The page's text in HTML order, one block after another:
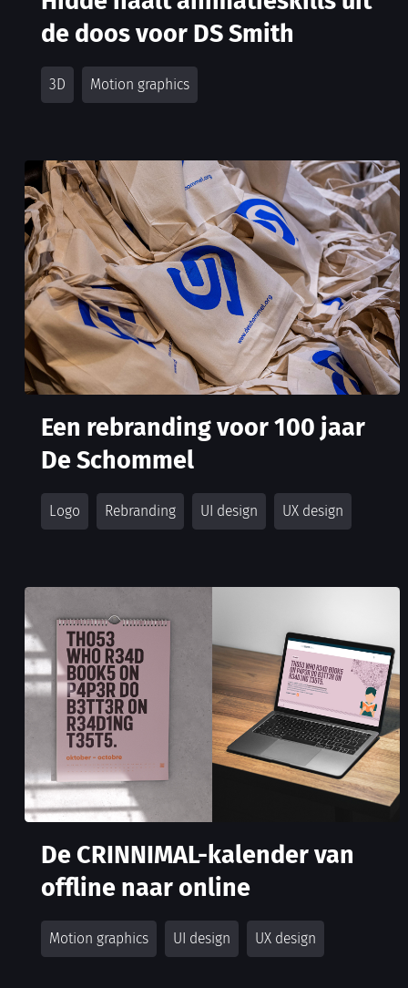
de doos voor DS Smith
3D Motion graphics
Een rebranding voor 100 jaar
De Schommel
Logo Rebranding UI design UX design
De CRINNIMAL-kalender van
offline naar online
Motion graphics UI design UX design